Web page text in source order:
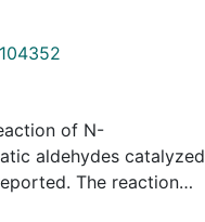
of N-
aldehydes catalyzed
The reaction
anti-aldol